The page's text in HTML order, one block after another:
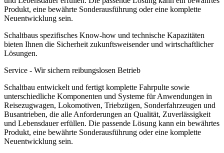
Produkt, eine bewährte Sonderausführung oder eine komplette
Neuentwicklung sein.
Schaltbaus spezifisches Know-how und technische Kapazitäten
bieten Ihnen die Sicherheit zukunftsweisender und wirtschaftlicher
Lösungen.
Service - Wir sichern reibungslosen Betrieb
Schaltbau entwickelt und fertigt komplette Fahrpulte sowie
unterschiedliche Komponenten und Systeme für Anwendungen in
Reisezugwagen, Lokomotiven, Triebzügen, Sonderfahrzeugen und
Busantrieben, die alle Anforderungen an Qualität, Zuverlässigkeit
und Lebensdauer erfüllen. Die passende Lösung kann ein bewährtes
Produkt, eine bewährte Sonderausführung oder eine komplette
Neuentwicklung sein.